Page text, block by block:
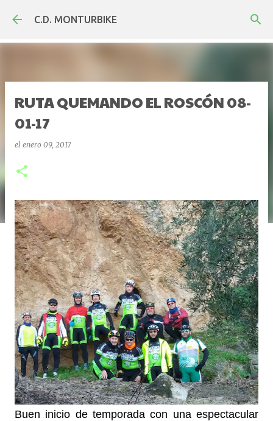
Ir al contenido principal
C.D. MONTURBIKE
RUTA QUEMANDO EL ROSCÓN 08-
01-17
el enero 09, 2017
Buen inicio de temporada con una espectacular